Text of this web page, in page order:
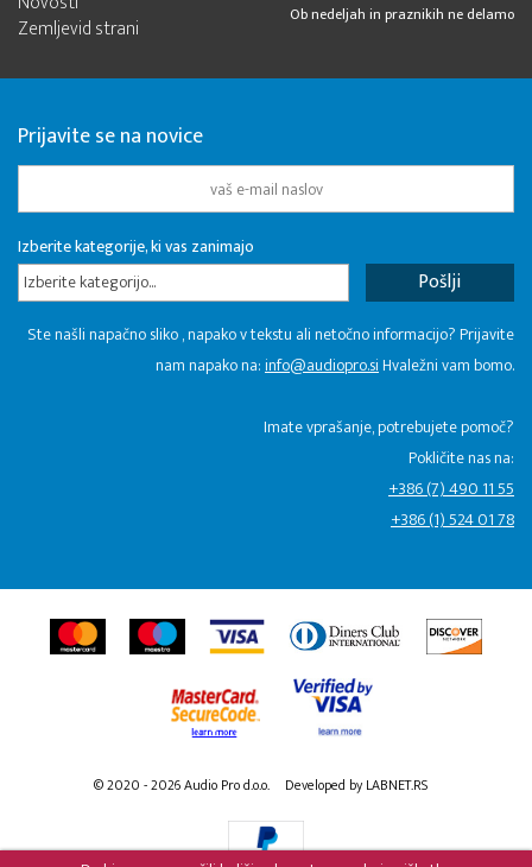
Zemljevid strani
Ob nedeljah in praznikih ne delamo
Prijavite se na novice
Izberite kategorije, ki vas zanimajo
Izberite kategorijo...
Ste našli napačno sliko , napako v tekstu ali netočno informacijo? Prijavite
nam napako na:info@audiopro.siHvaležni vam bomo.
Imate vprašanje, potrebujete pomoč?
Pokličite nas na:
+386 (7) 490 11 55
+386 (1) 524 01 78
© 2020 - 2026 Audio Pro d.o.o. Developed by LABNET.RS